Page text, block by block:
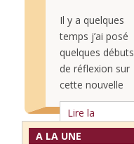
Il y a quelques
temps j’ai posé
quelques débuts
de réflexion sur
cette nouvelle
sémantique qui
laisse à peine le
souvenir de son
Lire la
suite...
A LA UNE